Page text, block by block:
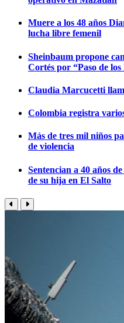
Muere a los 48 años
lucha libre femenil
Sheinbaum propone
Cortés por “Paso de
Claudia Marcucetti
Colombia registra
Más de tres mil niños
de violencia
Sentencian a 40 años
de su hija en El Salto